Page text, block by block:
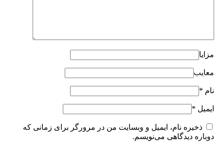
مزایا
معایب
نام *
ایمیل *
ذخیره نام، ایمیل و وبسایت من در مرورگر برای زمانی که
دوباره دیدگاهی می‌نویسم.